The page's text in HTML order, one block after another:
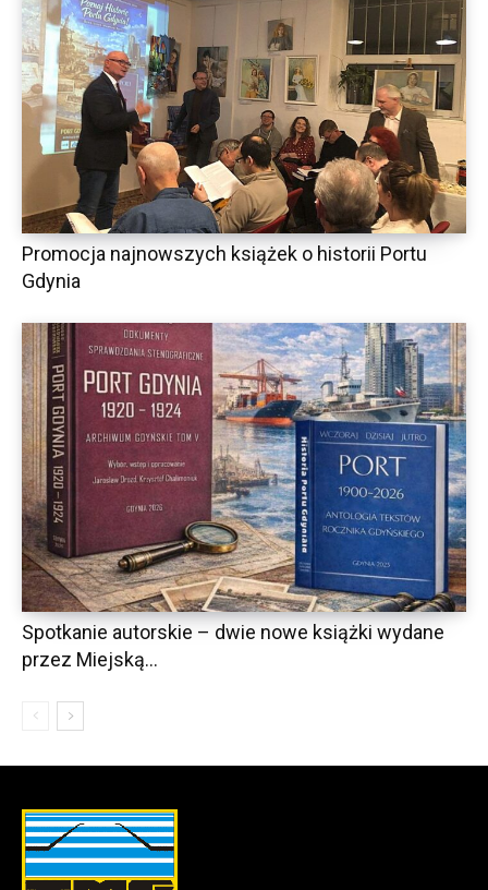
Promocja najnowszych książek o historii Portu
Gdynia
Spotkanie autorskie – dwie nowe książki wydane
przez Miejską...